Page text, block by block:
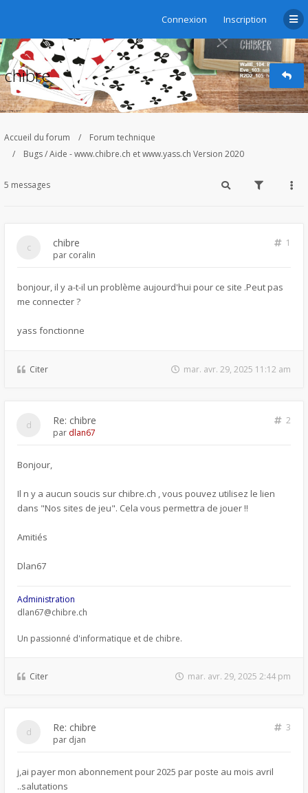
Connexion Inscription
chibre
Accueil du forum
Forum technique
Bugs / Aide - www.chibre.ch et www.yass.ch Version 2020
5 messages
chibre
1
par coralin
bonjour, il y a-t-il un problème aujourd'hui pour ce site .Peut pas
me connecter ?
yass fonctionne
Citer mar. avr. 29, 2025 11:12 am
Re: chibre
2
par dlan67
Bonjour,
Il n y a aucun soucis sur chibre.ch , vous pouvez utilisez le lien
dans "Nos sites de jeu". Cela vous permettra de jouer !!
Amitiés
Dlan67
Administration
dlan67@chibre.ch
Un passionné d'informatique et de chibre.
Citer mar. avr. 29, 2025 2:44 pm
Re: chibre
3
par djan
j,ai payer mon abonnement pour 2025 par poste au mois avril
..salutations